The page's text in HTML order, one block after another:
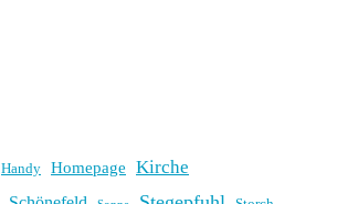
Handy Homepage Kirche